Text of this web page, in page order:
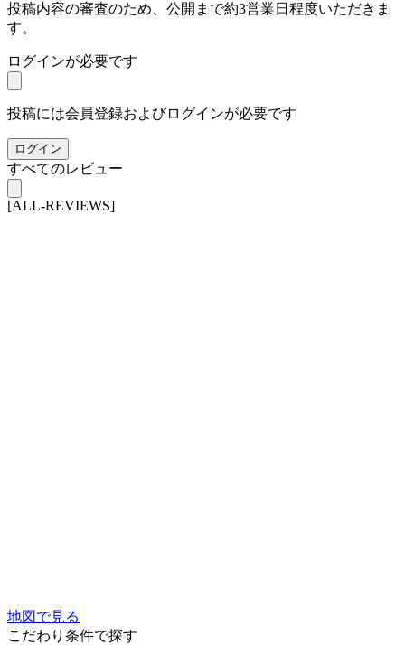
投稿内容の審査のため、公開まで約3営業日程度いただきま
す。
ログインが必要です
投稿には会員登録およびログインが必要です
ログイン
すべてのレビュー
[ALL-REVIEWS]
地図で見る
こだわり条件で探す